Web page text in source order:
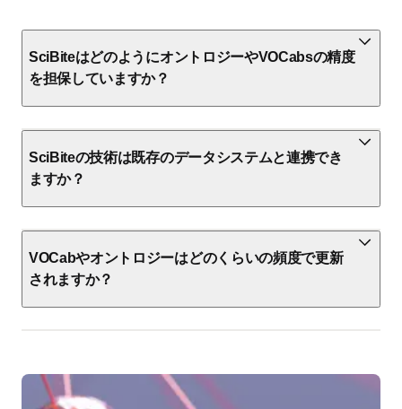
SciBiteはどのようにオントロジーやVOCabsの精度
を担保していますか？
SciBiteの技術は既存のデータシステムと連携でき
ますか？
VOCabやオントロジーはどのくらいの頻度で更新
されますか？